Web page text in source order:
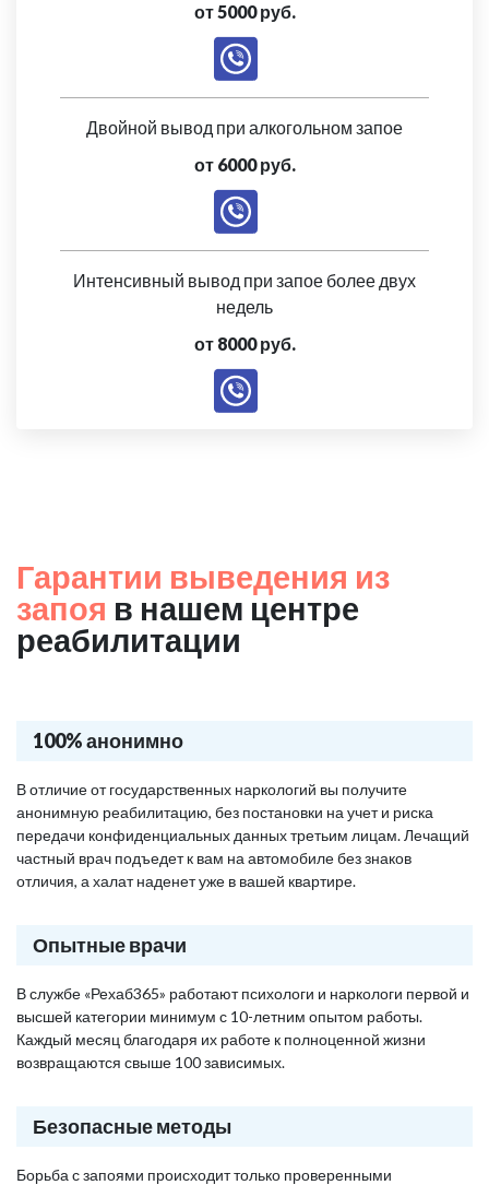
от 5000 руб.
Двойной вывод при алкогольном запое
от 6000 руб.
Интенсивный вывод при запое более двух
недель
от 8000 руб.
Гарантии выведения из
запоя в нашем центре
реабилитации
100% анонимно
В отличие от государственных наркологий вы получите
анонимную реабилитацию, без постановки на учет и риска
передачи конфиденциальных данных третьим лицам. Лечащий
частный врач подъедет к вам на автомобиле без знаков
отличия, а халат наденет уже в вашей квартире.
Опытные врачи
В службе «Рехаб365» работают психологи и наркологи первой и
высшей категории минимум с 10-летним опытом работы.
Каждый месяц благодаря их работе к полноценной жизни
возвращаются свыше 100 зависимых.
Безопасные методы
Борьба с запоями происходит только проверенными